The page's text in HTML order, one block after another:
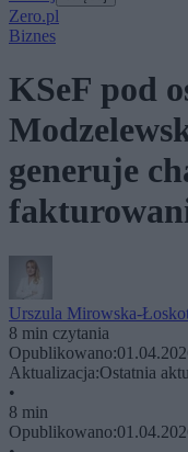
Zero.pl
Biznes
KSeF pod
generuje
Urszula Mirowska-
8 min czytania
Opublikowano:
Aktualizacja:Ostatnia
•
8 min
Opublikowano: